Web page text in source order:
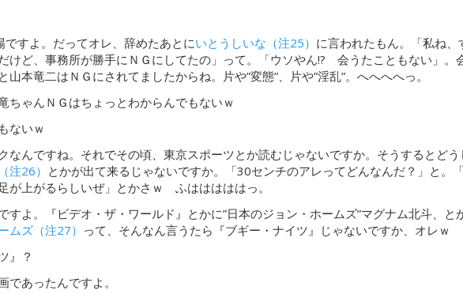
ですよ。だってオレ、辞めたあとにいとうしいな（注25） に言われたもん。「私ね、
けど、事務所が勝手にＮＧにしてたの」って。「ウソやん!? 会うたこともない」。
山本竜二はＮＧにされてましたからね。片や”変態”、片や”淫乱”。へへへへっ。
ちゃんＮＧはちょっとわからんでもないｗ
ないｗ
なんですね。それでその頃、東京スポーツとか読むじゃないですか。そうするとどう
注26） とかが出て来るじゃないですか。「30センチのアレってどんなんだ？」と。
が上がるらしいぜ」とかさｗ ふはははははっ。
すよ。『ビデオ・ザ・ワールド』とかに”日本のジョン・ホームズ”マグナム北斗、と
ムズ（注27） って、そんなん言うたら『ブギー・ナイツ』じゃないですか、オレｗ
』？
であったんですよ。